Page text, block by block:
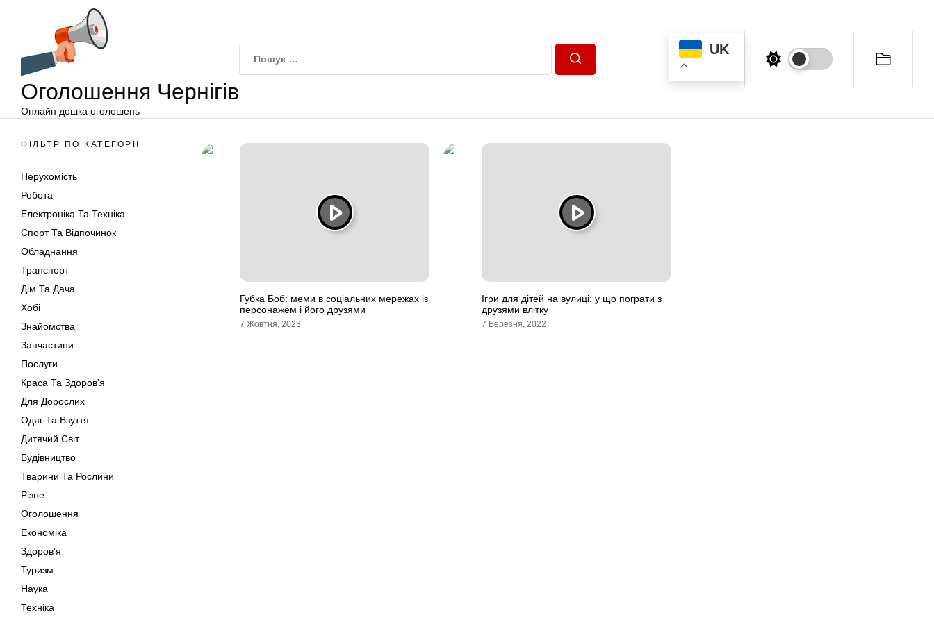
Оголошення Чернігів
Онлайн дошка оголошень
UK
ФІЛЬТР ПО КАТЕГОРІЇ
Нерухомість
Робота
Електроніка Та Техніка
Спорт Та Відпочинок
Обладнання
Транспорт
Дім Та Дача
Хобі
Знайомства
Запчастини
Послуги
Краса Та Здоров'я
Для Дорослих
Одяг Та Взуття
Дитячий Світ
Будівництво
Тварини Та Рослини
Різне
Оголошення
Економіка
Здоров'я
Туризм
Наука
Техніка
Губка Боб: меми в соціальних мережах із
персонажем і його друзями
7 Жовтня, 2023
Ігри для дітей на вулиці: у що пограти з
друзями влітку
7 Березня, 2022